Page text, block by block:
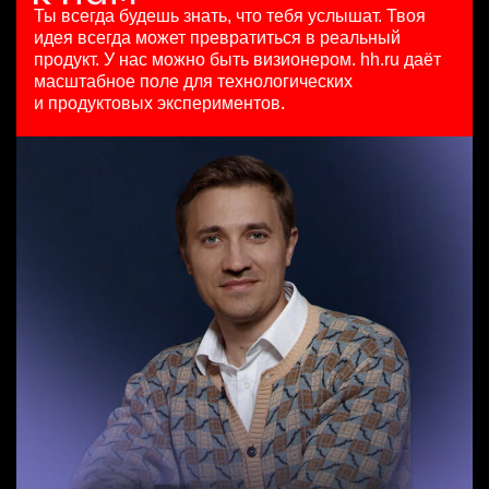
21 июл. 2026
з/п не указана
Санкт-Петербург
HeadHunter::Коммерческий департамент
7200000 - 16800000 so'm
Менеджер по продажам B2B (сегмент SMB)
HeadHunter::Телефонные продажи
29 июл. 2026
450000 ₽
Москва
Специалист по рекруту респондентов для UX и CX
исследований
HeadHunter::Департамент маркетинга
вчера
з/п не указана
Москва
Ты всегда будешь знать, что тебя услышат. Твоя
идея всегда может превратиться в реальный
продукт. У нас можно быть визионером. hh.ru даёт
масштабное поле для технологических
и продуктовых экспериментов.